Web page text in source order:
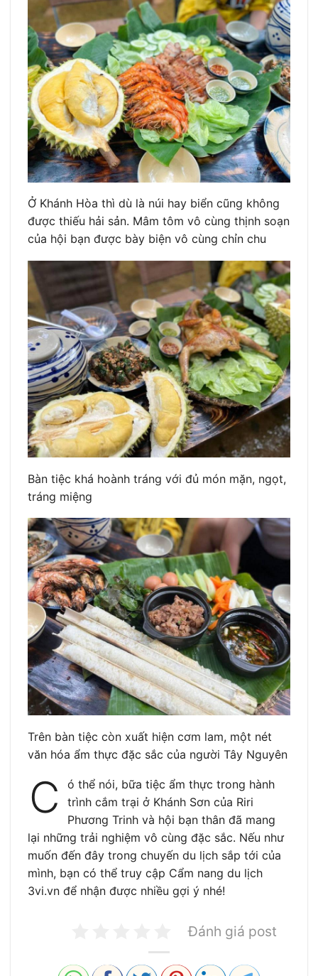
Ở Khánh Hòa thì dù là núi hay biển cũng không
được thiếu hải sản. Mâm tôm vô cùng thịnh soạn
của hội bạn được bày biện vô cùng chỉn chu
Bàn tiệc khá hoành tráng với đủ món mặn, ngọt,
tráng miệng
Trên bàn tiệc còn xuất hiện cơm lam, một nét
văn hóa ẩm thực đặc sắc của người Tây Nguyên
C
ó thể nói, bữa tiệc ẩm thực trong hành
trình cắm trại ở Khánh Sơn của Riri
Phương Trinh và hội bạn thân đã mang
lại những trải nghiệm vô cùng đặc sắc. Nếu như
muốn đến đây trong chuyến du lịch sắp tới của
mình, bạn có thể truy cập Cẩm nang du lịch
3vi.vn để nhận được nhiều gợi ý nhé!
Đánh giá post